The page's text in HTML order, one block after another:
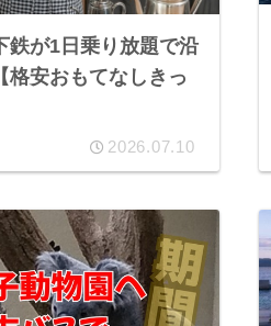
鉄が1日乗り放題で沿
格安おもてなしきっ
2026.07.10